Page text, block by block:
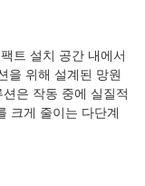
트 설치 공간 내에서
을 위해 설계된 망원
은 작동 중에 실질적
크게 줄이는 다단계